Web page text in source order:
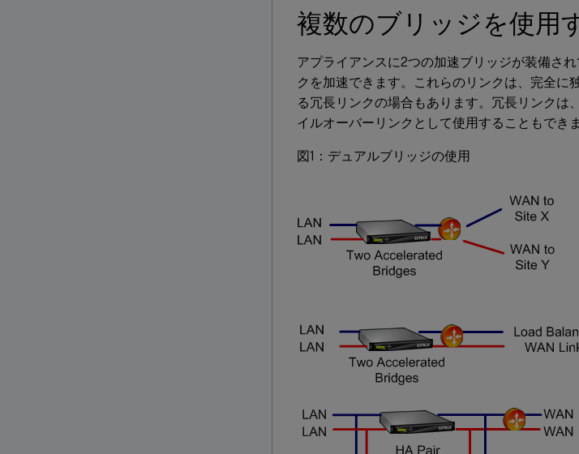
複数のブリッジを使用
アプライアンスに2つの加速ブリッジが装備さ
クを加速できます。これらのリンクは、完全に
る冗長リンクの場合もあります。冗長リンクは
イルオーバーリンクとして使用することもできま
図1：デュアルブリッジの使用